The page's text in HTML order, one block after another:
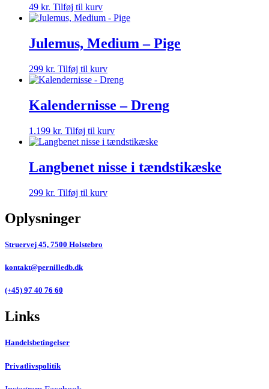
49 kr. Tilføj til kurv
Julemus, Medium – Pige
299 kr. Tilføj til kurv
Kalendernisse – Dreng
1.199 kr. Tilføj til kurv
Langbenet nisse i tændstikæske
299 kr. Tilføj til kurv
Oplysninger
Struervej 45, 7500 Holstebro
kontakt@pernilledb.dk
(+45) 97 40 76 60
Links
Handelsbetingelser
Privatlivspolitik